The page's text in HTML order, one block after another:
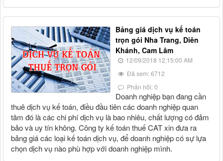
Bảng giá dịch vụ kế toán
trọn gói Nha Trang, Diên
Khánh, Cam Lâm
12/09/2018 12:15:00 AM
Đã xem: 6712
Phản hồi: 0
Doanh nghiệp bạn đang cần
thuê dịch vụ kế toán, điều đầu tiên các doanh nghiệp quan
tâm đó là các chi phí dịch vụ là bao nhiêu, chất lượng có đảm
bảo và uy tín không. Công ty kế toán thuế CAT xin đưa ra
bảng giá các loại kế toán dịch vụ, để doanh nghiệp có sự lựa
chọn dịch vụ nào phù hợp với doanh nghiệp mình.